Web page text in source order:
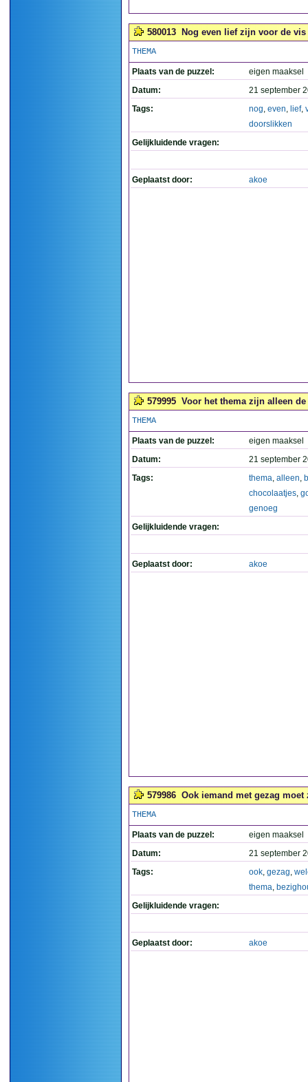
580013 Nog even lief zijn voor de
THEMA
Plaats van de puzzel:
eigen maaksel
Datum:
21 september
Tags:
nog, even, lief,
doorslikken
Gelijkluidende vragen:
Geplaatst door: akoe
579995 Voor het thema zijn alleen
THEMA
Plaats van de puzzel:
eigen maaksel
Datum:
21 september
Tags:
thema, alleen,
chocolaatjes,
genoeg
Gelijkluidende vragen:
Geplaatst door: akoe
579986 Ook iemand met gezag moet
THEMA
Plaats van de puzzel:
eigen maaksel
Datum:
21 september
Tags:
ook, gezag,
thema,
Gelijkluidende vragen:
Geplaatst door: akoe